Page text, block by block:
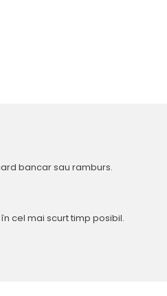
bancar sau ramburs.
cel mai scurt timp posibil.